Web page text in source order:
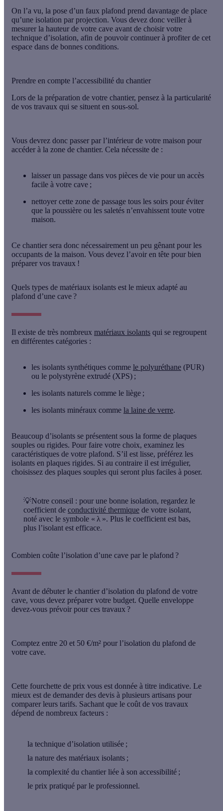
On l’a vu, la pose d’un faux plafond prend davantage de place
qu’une isolation par projection. Vous devez donc veiller à
mesurer la hauteur de votre cave avant de choisir votre
technique d’isolation, afin de pouvoir continuer à profiter de cet
espace dans de bonnes conditions.
Prendre en compte l’accessibilité du chantier
Lors de la préparation de votre chantier, pensez à la particularité
de vos travaux qui se situent en sous-sol.
Vous devrez donc passer par l’intérieur de votre maison pour
accéder à la zone de chantier. Cela nécessite de :
laisser un passage dans vos pièces de vie pour un accès
facile à votre cave ;
nettoyer cette zone de passage tous les soirs pour éviter
que la poussière ou les saletés n’envahissent toute votre
maison.
Ce chantier sera donc nécessairement un peu gênant pour les
occupants de la maison. Vous devez l’avoir en tête pour bien
préparer vos travaux !
Quels types de matériaux isolants est le mieux adapté au
plafond d’une cave ?
Il existe de très nombreux matériaux isolants qui se regroupent
en différentes catégories :
les isolants synthétiques comme le polyuréthane (PUR)
ou le polystyrène extrudé (XPS) ;
les isolants naturels comme le liège ;
les isolants minéraux comme la laine de verre.
Beaucoup d’isolants se présentent sous la forme de plaques
souples ou rigides. Pour faire votre choix, examinez les
caractéristiques de votre plafond. S’il est lisse, préférez les
isolants en plaques rigides. Si au contraire il est irrégulier,
choisissez des plaques souples qui seront plus faciles à poser.
💡Notre conseil : pour une bonne isolation, regardez le
coefficient de conductivité thermique de votre isolant,
noté avec le symbole « λ ». Plus le coefficient est bas,
plus l’isolant est efficace.
Combien coûte l’isolation d’une cave par le plafond ?
Avant de débuter le chantier d’isolation du plafond de votre
cave, vous devez préparer votre budget. Quelle enveloppe
devez-vous prévoir pour ces travaux ?
Comptez entre 20 et 50 €/m² pour l’isolation du plafond de
votre cave.
Cette fourchette de prix vous est donnée à titre indicative. Le
mieux est de demander des devis à plusieurs artisans pour
comparer leurs tarifs. Sachant que le coût de vos travaux
dépend de nombreux facteurs :
la technique d’isolation utilisée ;
la nature des matériaux isolants ;
la complexité du chantier liée à son accessibilité ;
le prix pratiqué par le professionnel.